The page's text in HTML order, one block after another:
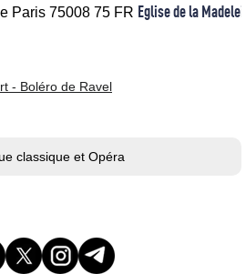
Paris 75008 75 FR Eglise de la
- Boléro de Ravel
classique et Opéra